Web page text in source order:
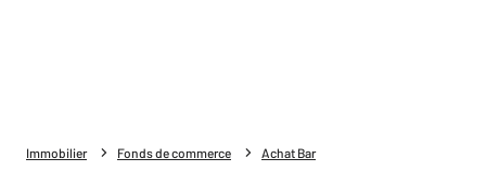
Immobilier Fonds de commerce Achat Bar